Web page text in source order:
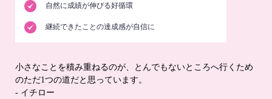
自然に成績が伸びる好循環
継続できたことの達成感が自信に
小さなことを積み重ねるのが、とんでもないところへ行くため
のただ1つの道だと思っています。
- イチロー